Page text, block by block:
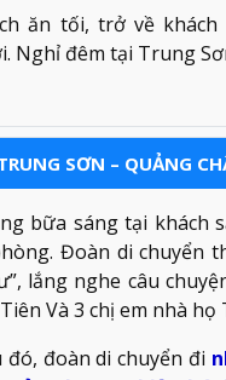
ăn tối, trở về
Nghỉ đêm tại Trung
SƠN – QUẢNG
bữa sáng tại khách
Đoàn di chuyển
lắng nghe câu
Và 3 chị em nhà họ
đó, đoàn di chuyển đi